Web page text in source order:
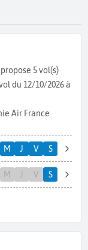
5 vol(s)
du 12/10/2026 à
Air France
M J V S
M V S